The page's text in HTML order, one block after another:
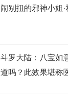
闹别扭的邪神小姐·
斗罗大陆：八宝如
道吗？此效果堪称